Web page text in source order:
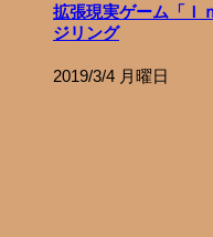
拡張現実ゲーム「Ｉ
ジリング
2019/3/4 月曜日